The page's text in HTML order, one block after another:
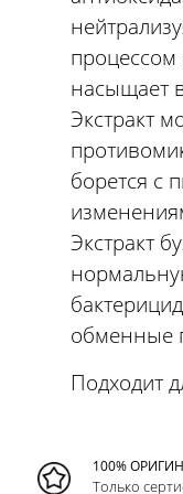
насыщает
Экстракт
борется с
Экстракт
обменные
Подходит
100%
Только